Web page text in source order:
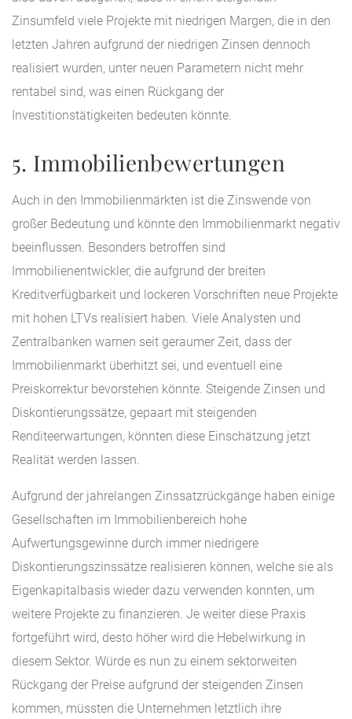
Zinsumfeld viele Projekte mit niedrigen Margen, die in den
letzten Jahren aufgrund der niedrigen Zinsen dennoch
realisiert wurden, unter neuen Parametern nicht mehr
rentabel sind, was einen Rückgang der
Investitionstätigkeiten bedeuten könnte.
5. Immobilienbewertungen
Auch in den Immobilienmärkten ist die Zinswende von
großer Bedeutung und könnte den Immobilienmarkt negativ
beeinflussen. Besonders betroffen sind
Immobilienentwickler, die aufgrund der breiten
Kreditverfügbarkeit und lockeren Vorschriften neue Projekte
mit hohen LTVs realisiert haben. Viele Analysten und
Zentralbanken warnen seit geraumer Zeit, dass der
Immobilienmarkt überhitzt sei, und eventuell eine
Preiskorrektur bevorstehen könnte. Steigende Zinsen und
Diskontierungssätze, gepaart mit steigenden
Renditeerwartungen, könnten diese Einschätzung jetzt
Realität werden lassen.
Aufgrund der jahrelangen Zinssatzrückgänge haben einige
Gesellschaften im Immobilienbereich hohe
Aufwertungsgewinne durch immer niedrigere
Diskontierungszinssätze realisieren können, welche sie als
Eigenkapitalbasis wieder dazu verwenden konnten, um
weitere Projekte zu finanzieren. Je weiter diese Praxis
fortgeführt wird, desto höher wird die Hebelwirkung in
diesem Sektor. Würde es nun zu einem sektorweiten
Rückgang der Preise aufgrund der steigenden Zinsen
kommen, müssten die Unternehmen letztlich ihre